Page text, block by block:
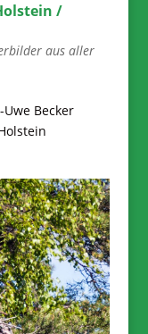
/
aus aller
Becker